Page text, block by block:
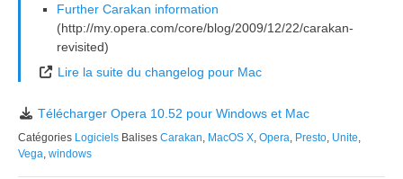
Further Carakan information
(http://my.opera.com/core/blog/2009/12/22/carakan-
revisited)
Lire la suite du changelog pour Mac
Télécharger Opera 10.52 pour Windows et Mac
Catégories Logiciels Balises Carakan MacOS X Opera Presto Unite
Vega windows